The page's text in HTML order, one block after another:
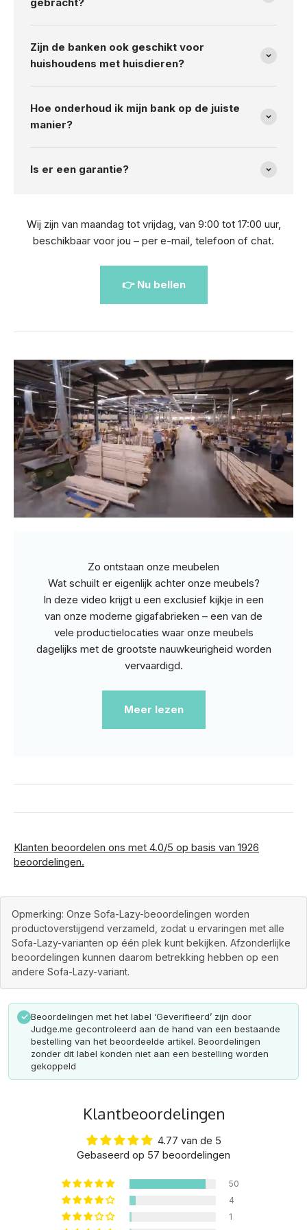
Zijn de banken ook geschikt voor
huishoudens met huisdieren?
Hoe onderhoud ik mijn bank op de juiste
manier?
Is er een garantie?
Wij zijn van maandag tot vrijdag, van 9:00 tot 17:00 uur,
beschikbaar voor jou – per e-mail, telefoon of chat.
👉 Nu bellen
Zo ontstaan onze meubelen
Wat schuilt er eigenlijk achter onze meubels?
In deze video krijgt u een exclusief kijkje in een
van onze moderne gigafabrieken – een van de
vele productielocaties waar onze meubels
dagelijks met de grootste nauwkeurigheid worden
vervaardigd.
Meer lezen
Klanten beoordelen ons met 4.0/5 op basis van 1926
beoordelingen.
Opmerking: Onze Sofa-Lazy-beoordelingen worden
productoverstijgend verzameld, zodat u ervaringen met alle
Sofa-Lazy-varianten op één plek kunt bekijken. Afzonderlijke
beoordelingen kunnen daarom betrekking hebben op een
andere Sofa-Lazy-variant.
✓ Beoordelingen met het label ‘Geverifieerd’ zijn door
Judge.me gecontroleerd aan de hand van een bestaande
bestelling van het beoordeelde artikel. Beoordelingen
zonder dit label konden niet aan een bestelling worden
gekoppeld
Klantbeoordelingen
4.77 van de 5
Gebaseerd op 57 beoordelingen
50
4
1